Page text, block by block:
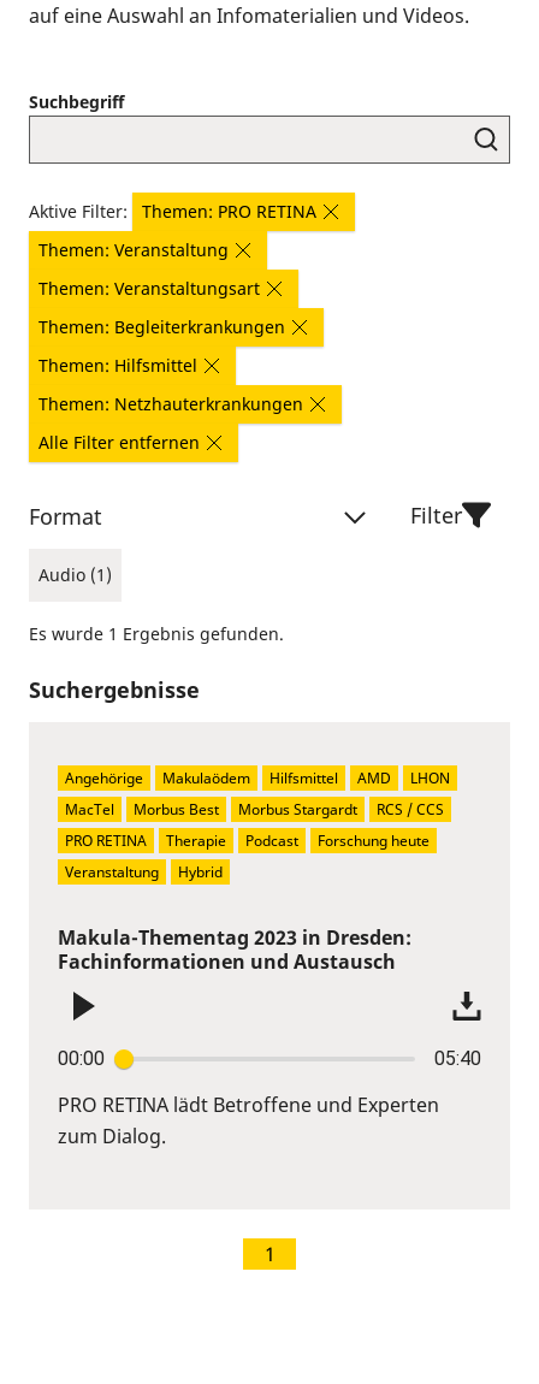
auf eine Auswahl an Infomaterialien und Videos.
Suchbegriff
Aktive Filter:
Themen: PRO RETINA
Themen: Veranstaltung
Themen: Veranstaltungsart
Themen: Begleiterkrankungen
Themen: Hilfsmittel
Themen: Netzhauterkrankungen
Alle Filter entfernen
Format
Audio (1)
Filter
Es wurde 1 Ergebnis gefunden.
Suchergebnisse
Makula-Thementag 2023 in Dresden:
Fachinformationen und Austausch
00:00 05:40
PRO RETINA lädt Betroffene und Experten
zum Dialog.
Angehörige Makulaödem Hilfsmittel AMD
LHON
MacTel
Morbus Best Morbus Stargardt
RCS / CCS
PRO RETINA
Therapie Podcast
Forschung heute
Veranstaltung
Hybrid
1